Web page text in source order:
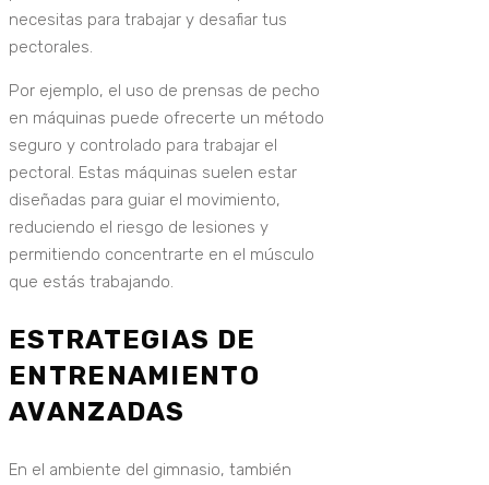
necesitas para trabajar y desafiar tus
pectorales.
Por ejemplo, el uso de prensas de pecho
en máquinas puede ofrecerte un método
seguro y controlado para trabajar el
pectoral. Estas máquinas suelen estar
diseñadas para guiar el movimiento,
reduciendo el riesgo de lesiones y
permitiendo concentrarte en el músculo
que estás trabajando.
ESTRATEGIAS DE
ENTRENAMIENTO
AVANZADAS
En el ambiente del gimnasio, también